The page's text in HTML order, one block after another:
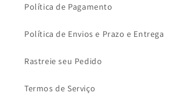
Política de Pagamento
Política de Envios e Prazo e Entrega
Rastreie seu Pedido
Termos de Serviço